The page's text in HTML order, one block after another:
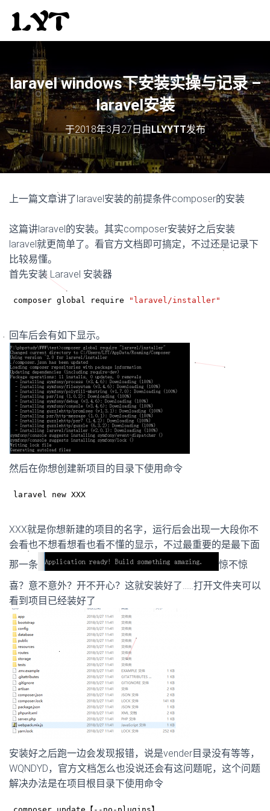
laravel windows下安装实操与记录 –
laravel安装
于2018年3月27日 由LLYYTT发布
上一篇文章讲了laravel安装的前提条件composer的安装
这篇讲laravel的安装。其实composer安装好之后安装
laravel就更简单了。看官方文档即可搞定，不过还是记录下
比较易懂。
首先安装 Laravel 安装器
composer global require "laravel/installer"
回车后会有如下显示。
然后在你想创建新项目的目录下使用命令
laravel new XXX
XXX就是你想新建的项目的名字，运行后会出现一大段你不
会看也不想看想看也看不懂的显示，不过最重要的是最下面
那一条
惊不惊
喜？意不意外？开不开心？这就安装好了……打开文件夹可以
看到项目已经装好了
安装好之后跑一边会发现报错，说是vender目录没有等等，
WQNDYD，官方文档怎么也没说还会有这问题呢，这个问题
解决办法是在项目根目录下使用命令
composer update【--no-plugins】